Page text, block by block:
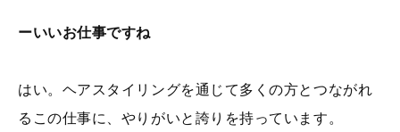
ーいいお仕事ですね
はい。ヘアスタイリングを通じて多くの方とつながれ
るこの仕事に、やりがいと誇りを持っています。